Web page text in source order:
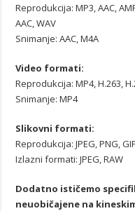
Reprodukcija: MP3, AAC,
AAC, WAV
Snimanje: AAC, M4A
Video formati:
Reprodukcija: MP4, H.263,
Snimanje: MP4
Slikovni formati:
Reprodukcija: JPEG, PNG,
Izlazni formati: JPEG, RAW
Dodatno ističemo
neuobičajene na